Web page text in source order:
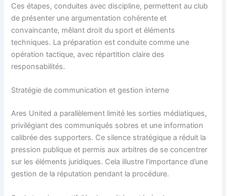
Ces étapes, conduites avec discipline, permettent au club
de présenter une argumentation cohérente et
convaincante, mêlant droit du sport et éléments
techniques. La préparation est conduite comme une
opération tactique, avec répartition claire des
responsabilités.
Stratégie de communication et gestion interne
Ares United a parallèlement limité les sorties médiatiques,
privilégiant des communiqués sobres et une information
calibrée des supporters. Ce silence stratégique a réduit la
pression publique et permis aux arbitres de se concentrer
sur les éléments juridiques. Cela illustre l’importance d’une
gestion de la réputation pendant la procédure.